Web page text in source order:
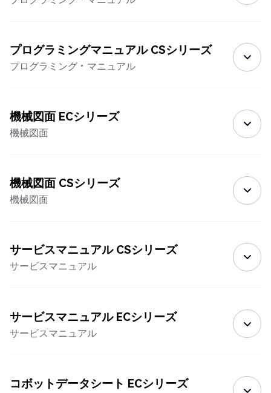
プログラミングマニュアル CSシリーズ
プログラミング・マニュアル
機械図面 ECシリーズ
機械図面
機械図面 CSシリーズ
機械図面
サービスマニュアル CSシリーズ
サービスマニュアル
サービスマニュアル ECシリーズ
サービスマニュアル
コボットデータシート ECシリーズ